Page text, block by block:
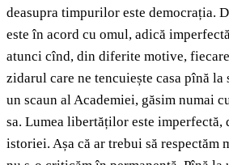
deasupra timpurilor este democrația.
este în acord cu omul, adică
atunci cînd, din diferite motive,
zidarul care ne tencuiește casa pînă la
un scaun al Academiei, găsim numai
sa. Lumea libertăților este imperfectă,
istoriei. Așa că ar trebui să respectăm